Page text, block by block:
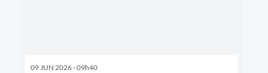
09 JUN 2026 - 09h40